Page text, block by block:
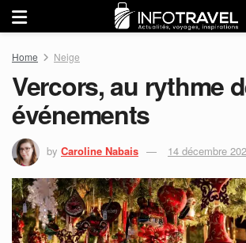
Home Neige
Vercors, au rythme
événements
by Caroline Nabais 14 décembre